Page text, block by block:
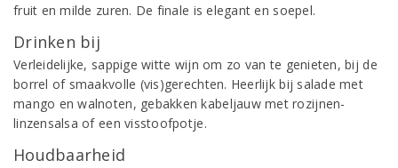
fruit en milde zuren. De finale is elegant en soepel.
Drinken bij
Verleidelijke, sappige witte wijn om zo van te genieten, bij de
borrel of smaakvolle (vis)gerechten. Heerlijk bij salade met
mango en walnoten, gebakken kabeljauw met rozijnen-
linzensalsa of een visstoofpotje.
Houdbaarheid